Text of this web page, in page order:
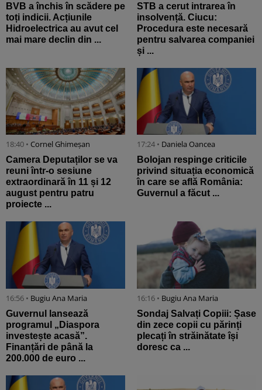
BVB a închis în scădere pe
toți indicii. Acțiunile
Hidroelectrica au avut cel
mai mare declin din ...
STB a cerut intrarea în
insolvență. Ciucu:
Procedura este necesară
pentru salvarea companiei
și ...
18:40 • Cornel Ghimeșan
Camera Deputaților se va
reuni într-o sesiune
extraordinară în 11 și 12
august pentru patru
proiecte ...
17:24 • Daniela Oancea
Bolojan respinge criticile
privind situația economică
în care se află România:
Guvernul a făcut ...
16:56 • Bugiu ⁠Ana Maria
Guvernul lansează
programul „Diaspora
investește acasă”.
Finanțări de până la
200.000 de euro ...
16:16 • Bugiu ⁠Ana Maria
Sondaj Salvați Copiii: Șase
din zece copii cu părinți
plecați în străinătate își
doresc ca ...